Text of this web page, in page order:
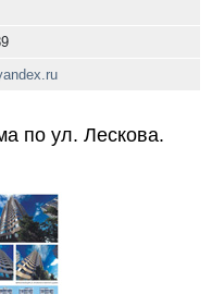
по ул. Лескова.